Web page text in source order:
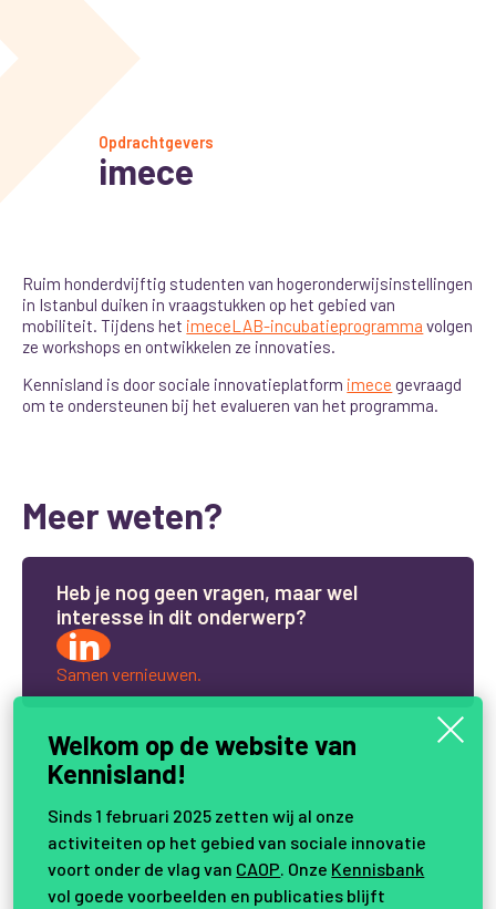
Opdrachtgevers
imece
Ruim honderdvijftig studenten van hogeronderwijsinstellingen
in Istanbul duiken in vraagstukken op het gebied van
mobiliteit. Tijdens het imeceLAB-incubatieprogramma volgen
ze workshops en ontwikkelen ze innovaties.
Kennisland is door sociale innovatieplatform imece gevraagd
om te ondersteunen bij het evalueren van het programma.
Meer weten?
Heb je nog geen vragen, maarwel
interesse in dit onderwerp?
Samen vernieuwen.
Welkom op de website van
Kennisland!
Sinds 1 februari 2025 zetten wij al onze
activiteiten op het gebied van sociale innovatie
voort onder de vlag van CAOP . Onze Kennisbank
vol goede voorbeelden en publicaties blijft